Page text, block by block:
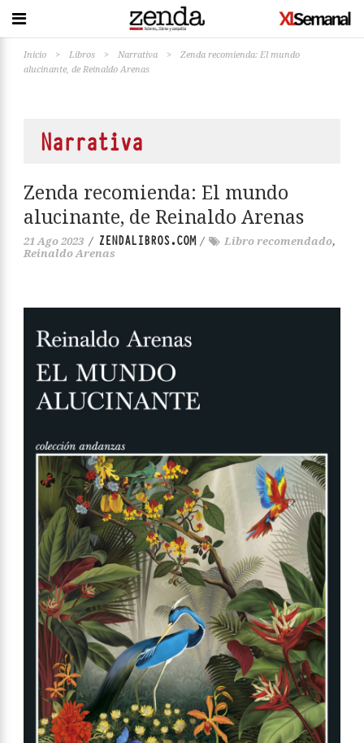
Inicio > Libros > Narrativa >
Zenda recomienda: El mundo
alucinante, de Reinaldo Arenas
Narrativa
Zenda recomienda: El mundo
alucinante, de Reinaldo Arenas
21 Ago 2023 / ZENDALIBROS.COM/ Libro recomendado,
Reinaldo Arenas